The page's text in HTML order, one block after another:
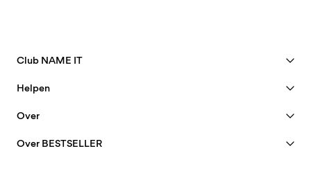
Club NAME IT
Mijn account
FAQ
Helpen
Bestelling volgen
Over
Over BESTSELLER